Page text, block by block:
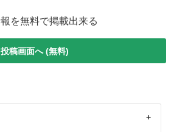
を無料で掲載出来る
投稿画面へ (無料)